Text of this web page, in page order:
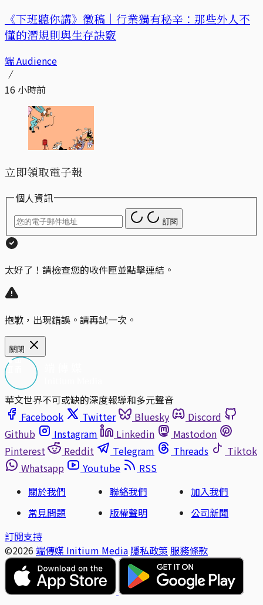
《下班聽你講》徵稿｜行業獨有秘辛：那些外人不
懂的潛規則與生存訣竅
端 Audience
16 小時前
立即領取電子報
個人資訊
訂閱
太好了！請檢查您的收件匣並點擊連結。
抱歉，出現錯誤。請再試一次。
關閉
華文世界不可或缺的深度報導和多元聲音
Facebook
Twitter Bluesky
Discord
Github
Instagram Linkedin
Mastodon
Pinterest
Reddit Telegram Threads
Tiktok
Whatsapp
Youtube
RSS
關於我們
聯絡我們
加入我們
常見問題
版權聲明
公司新聞
訂閱支持
©2026 端傳媒 Initium Media 隱私政策 服務條款